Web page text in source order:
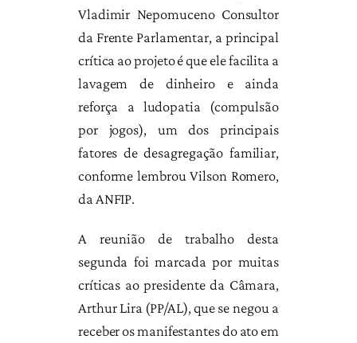
Vladimir Nepomuceno Consultor
da Frente Parlamentar, a principal
crítica ao projeto é que ele facilita a
lavagem de dinheiro e ainda
reforça a ludopatia (compulsão
por jogos), um dos principais
fatores de desagregação familiar,
conforme lembrou Vilson Romero,
da ANFIP.
A reunião de trabalho desta
segunda foi marcada por muitas
críticas ao presidente da Câmara,
Arthur Lira (PP/AL), que se negou a
receber os manifestantes do ato em